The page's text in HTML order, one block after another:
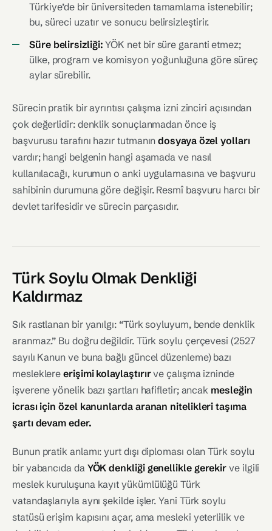
Türkiye’de bir üniversiteden tamamlama istenebilir;
bu, süreci uzatır ve sonucu belirsizleştirir.
Süre belirsizliği: YÖK net bir süre garanti etmez;
ülke, program ve komisyon yoğunluğuna göre süreç
aylar sürebilir.
Sürecin pratik bir ayrıntısı çalışma izni zinciri açısından
çok değerlidir: denklik sonuçlanmadan önce iş
başvurusu tarafını hazır tutmanındosyaya özel yolları
vardır; hangi belgenin hangi aşamada ve nasıl
kullanılacağı, kurumun o anki uygulamasına ve başvuru
sahibinin durumuna göre değişir. Resmî başvuru harcı bir
devlet tarifesidir ve sürecin parçasıdır.
Türk Soylu Olmak Denkliği
Kaldırmaz
Sık rastlanan bir yanılgı: “Türk soyluyum, bende denklik
aranmaz.” Bu doğru değildir. Türk soylu çerçevesi (2527
sayılı Kanun ve buna bağlı güncel düzenleme) bazı
mesleklereerişimi kolaylaştırırve çalışma izninde
işverene yönelik bazı şartları hafifletir; ancak mesleğin
icrası için özel kanunlarda aranan nitelikleri taşıma
şartı devam eder.
Bunun pratik anlamı: yurt dışı diploması olan Türk soylu
bir yabancıda da YÖK denkliği genellikle gerekir ve ilgili
meslek kuruluşuna kayıt yükümlülüğü Türk
vatandaşlarıyla aynı şekilde işler. Yani Türk soylu
statüsü erişim kapısını açar, ama mesleki yeterlilik ve